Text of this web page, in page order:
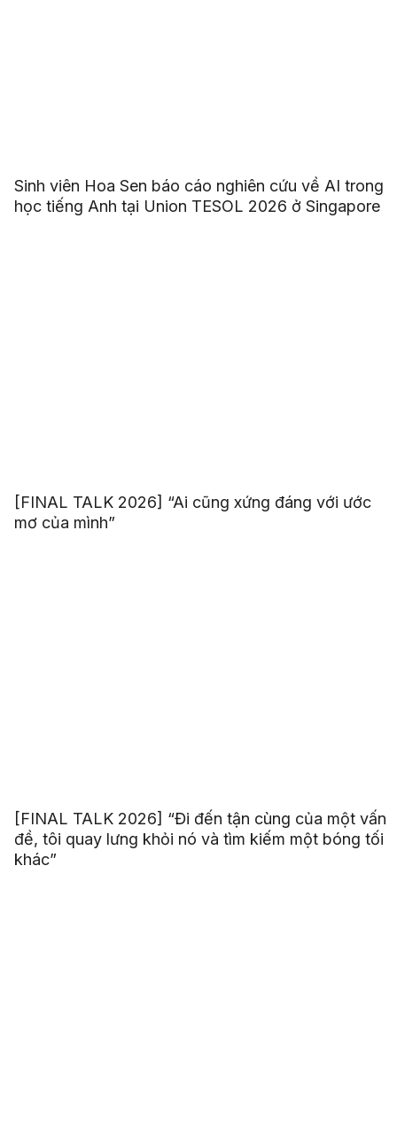
Sinh viên Hoa Sen báo cáo nghiên cứu về AI trong
học tiếng Anh tại Union TESOL 2026 ở Singapore
[FINAL TALK 2026] “Ai cũng xứng đáng với ước
mơ của mình”
[FINAL TALK 2026] “Đi đến tận cùng của một vấn
đề, tôi quay lưng khỏi nó và tìm kiếm một bóng tối
khác”